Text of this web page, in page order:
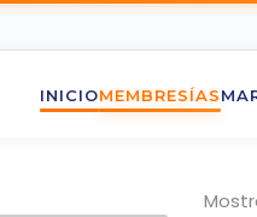
INICIOMEMBRESÍAS